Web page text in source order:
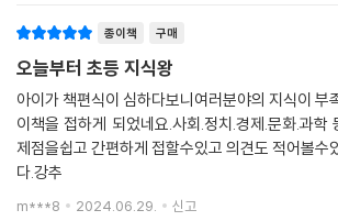
종이책 구매
오늘부터 초등 지식왕
아이가 책편식이 심하다보니여러분야의 지식이 부
이책을 접하게 되었네요.사회.정치.경제.문화.과학
제점을쉽고 간편하게 접할수있고 의견도 적어볼수
다.강추
m***8 2024.06.29. 신고